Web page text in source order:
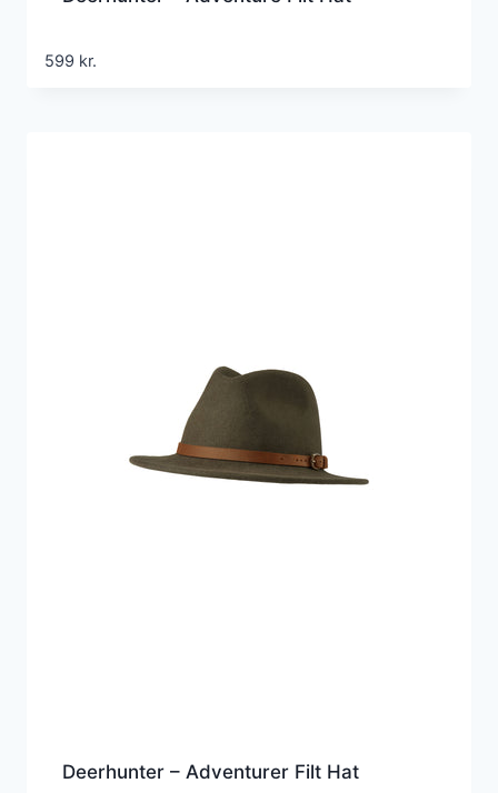
599 kr.
Deerhunter – Adventurer Filt Hat